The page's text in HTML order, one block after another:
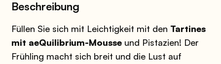
Beschreibung
Füllen Sie sich mit Leichtigkeit mit den Tartines
mit aeQuilibrium-Mousseund Pistazien! Der
Frühling macht sich breit und die Lust auf